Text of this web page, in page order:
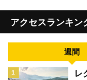
アクセスランキン
週間
1
レ